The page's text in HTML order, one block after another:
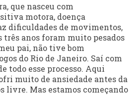
que nasceu com
motora, doença
dificuldades de movimentos,
três anos foram muito pesados
pai, não tive bom
do Rio de Janeiro. Saí com
todo esse processo. Aqui
muito de ansiedade antes da
livre. Mas estamos começando